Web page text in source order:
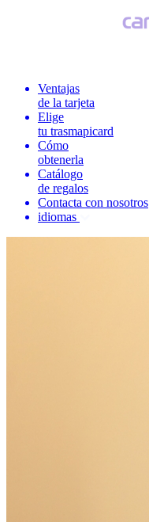
Ventajas
de la tarjeta
Elige
tu trasmapicard
Cómo
obtenerla
Catálogo
de regalos
Contacta con nosotros
idiomas